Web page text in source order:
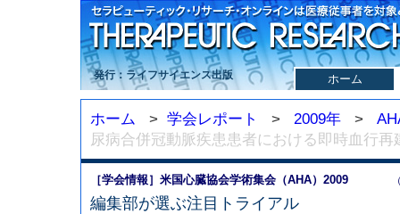
発行：ライフサイエンス出版 ホーム
ホーム > 学会レポート > 2009年 >
尿病合併冠動脈疾患患者における即時血行
［学会情報］米国心臓協会学術集会（AHA）2009
編集部が選ぶ注目トライアル